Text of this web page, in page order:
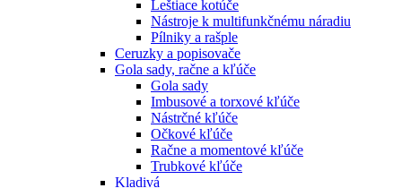
Leštiace kotúče
Nástroje k multifunkčnému náradiu
Pílniky a rašple
Ceruzky a popisovače
Gola sady, račne a kľúče
Gola sady
Imbusové a torxové kľúče
Nástrčné kľúče
Očkové kľúče
Račne a momentové kľúče
Trubkové kľúče
Kladivá